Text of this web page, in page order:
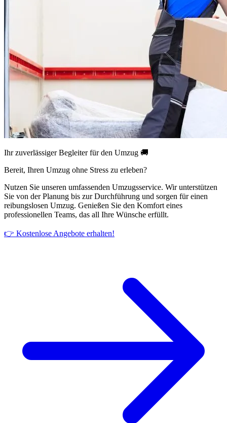
Ihr zuverlässiger Begleiter für den Umzug 🚚
Bereit, Ihren Umzug ohne Stress zu erleben?
Nutzen Sie unseren umfassenden Umzugsservice. Wir unterstützen
Sie von der Planung bis zur Durchführung und sorgen für einen
reibungslosen Umzug. Genießen Sie den Komfort eines
professionellen Teams, das all Ihre Wünsche erfüllt.
👉 Kostenlose Angebote erhalten!